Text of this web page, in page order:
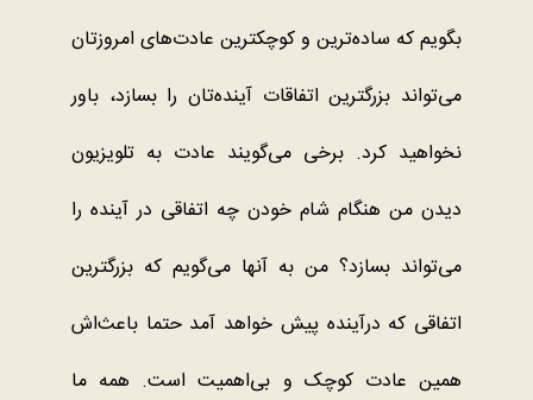
بگویم که ساده‌ترین و کوچکترین عادت‌های امروزتان
می‌تواند بزرگترین اتفاقات آینده‌تان را بسازد، باور
نخواهید کرد. برخی می‌گویند عادت به تلویزیون
دیدن من هنگام شام خودن چه اتفاقی در آینده را
می‌‌تواند بسازد؟ من به آنها می‌گویم که بزرگترین
اتفاقی که درآینده پیش خواهد آمد حتما باعث‌اش
همین عادت کوچک و بی‌اهمیت است. همه ما